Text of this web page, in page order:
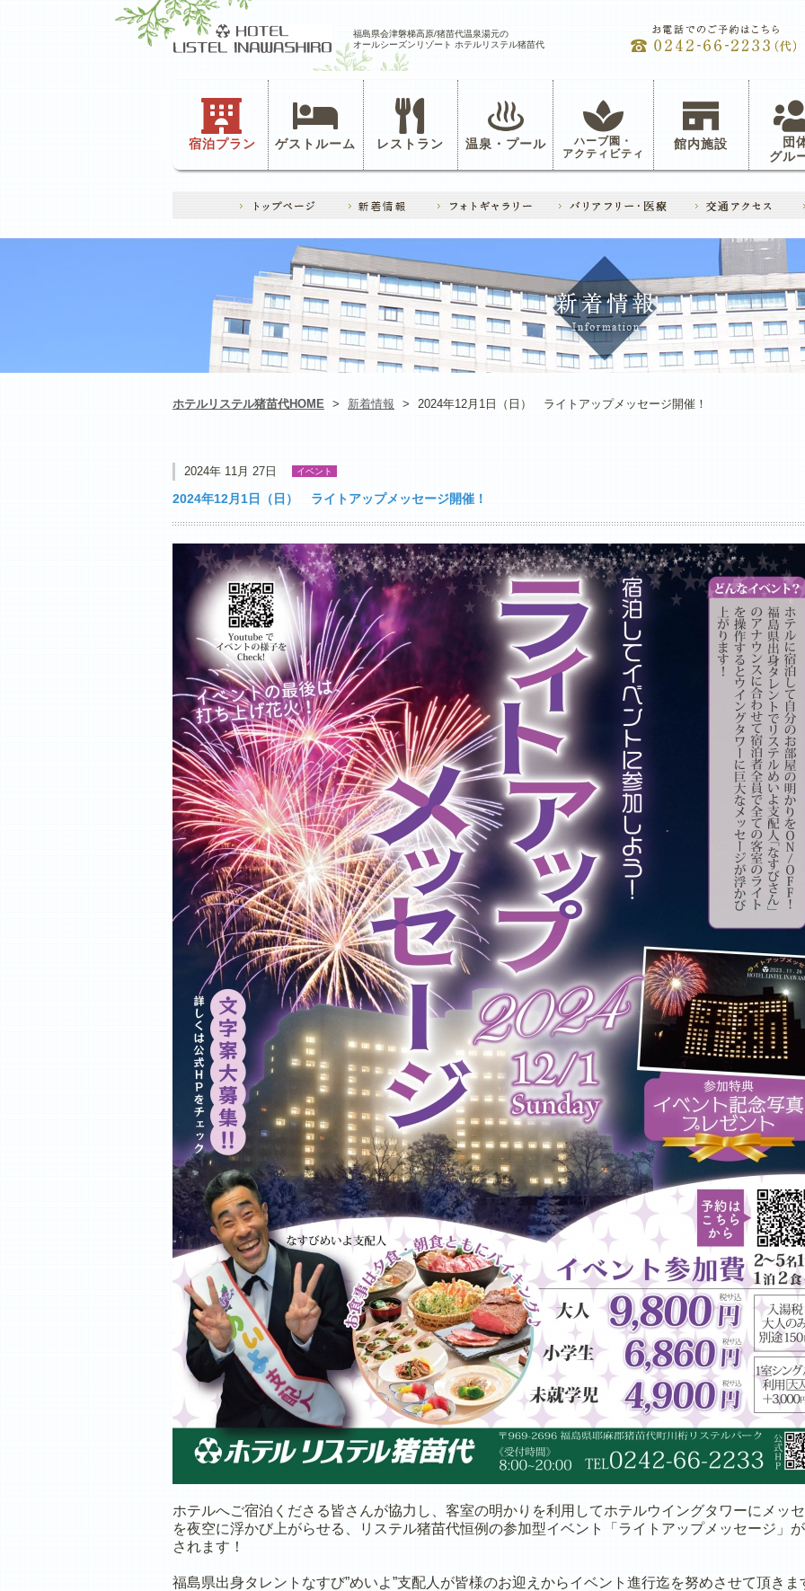
福島県会津磐梯高原/猪苗代温泉湯元の
オールシーズンリゾート ホテルリステル猪苗代
宿泊プラン ゲストルーム レストラン 温泉・プール ハーブ園・
アクティビティ
館内施設
団
グル
ホテルリステル猪苗代HOME > 新着情報 > 2024年12月1日（日） ライトアップメッセージ開催！
2024年 11月 27日 イベント
2024年12月1日（日） ライトアップメッセージ開催！
ホテルへご宿泊くださる皆さんが協力し、客室の明かりを利用してホテルウイングタワーに メッ
を夜空に浮かび上がらせる、リステル猪苗代恒例の参加型イベント
「ライトアップメッセージ」
されます！
福島県出身タレントなすび”めいよ”支配人が皆様のお迎えからイベント進行迄を努めさせて頂きま